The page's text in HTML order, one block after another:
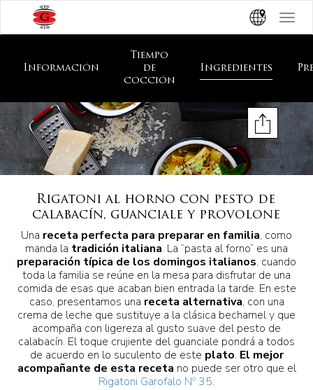
Toggle
Rigatoni al horno con pesto de
calabacín, guanciale y provolone
Una receta perfecta para preparar en familia, como
manda la tradición italiana. La “pasta al forno” es una
preparación típica de los domingos italianos, cuando
toda la familia se reúne en la mesa para disfrutar de una
comida de esas que acaban bien entrada la tarde. En este
caso, presentamos una receta alternativa, con una
crema de leche que sustituye a la clásica bechamel y que
acompaña con ligereza al gusto suave del pesto de
calabacín. El toque crujiente del guanciale pondrá a todos
de acuerdo en lo suculento de este plato. El mejor
acompañante de esta receta no puede ser otro que el
Rigatoni Garofalo Nº 35.
Información
Tiempo
de
cocción
Ingredientes